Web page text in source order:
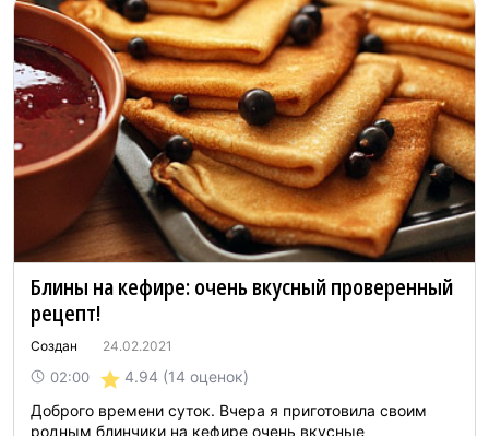
Блины на кефире: очень вкусный проверенный
рецепт!
Создан 24.02.2021
02:00 4.94 (14 оценок)
Доброго времени суток. Вчера я приготовила своим
родным блинчики на кефире очень вкусные